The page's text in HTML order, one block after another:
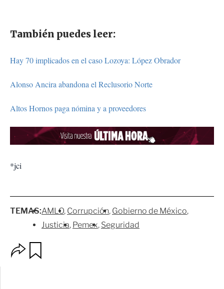
También puedes leer:
Hay 70 implicados en el caso Lozoya: López Obrador
Alonso Ancira abandona el Reclusorio Norte
Altos Hornos paga nómina y a proveedores
*jci
TEMAS:AMLO Corrupción Gobierno de México
Justicia Pemex Seguridad
p